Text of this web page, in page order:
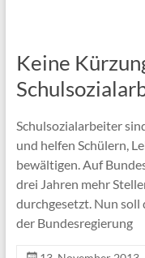
Keine
Schulsozialarbeiter
und helfen Schülern,
bewältigen. Auf
drei Jahren mehr
durchgesetzt. Nun soll
der Bundesregierung